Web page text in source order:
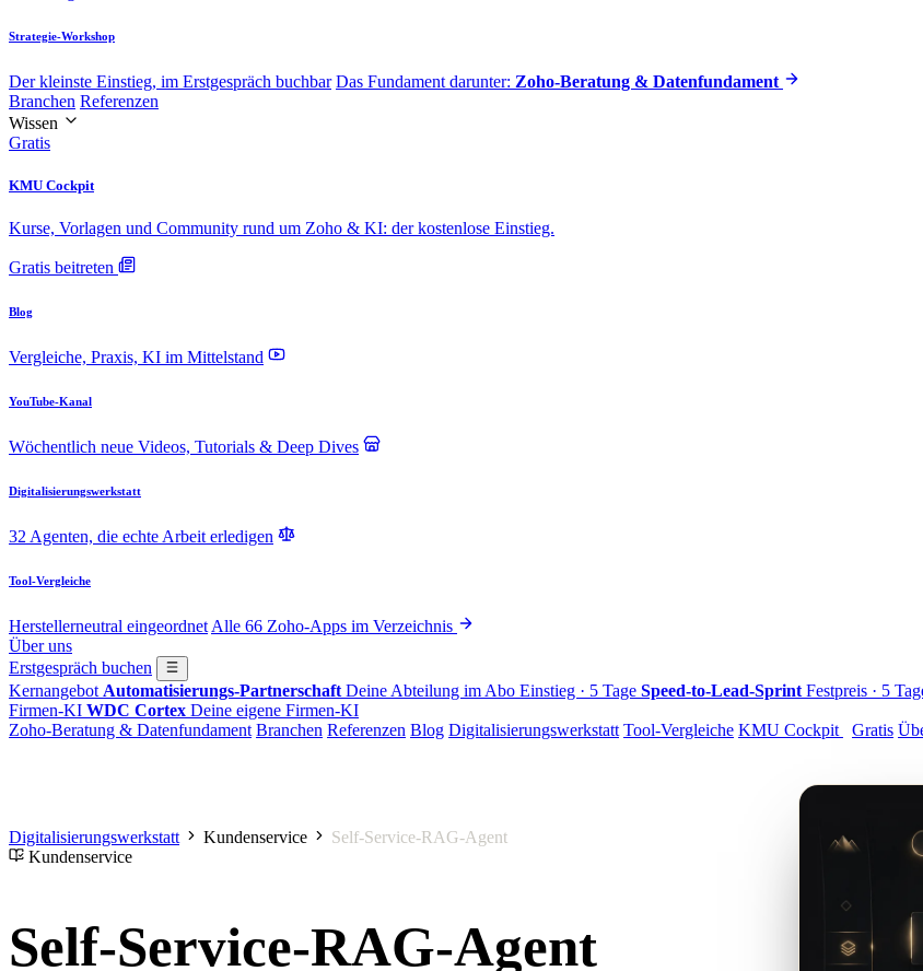
Strategie-Workshop
Der kleinste Einstieg, im Erstgespräch buchbar Das Fundament darunter: Zoho-Beratung & Datenfundament
Branchen Referenzen
Wissen
Gratis
KMU Cockpit
Kurse, Vorlagen und Community rund um Zoho & KI: der kostenlose Einstieg.
Gratis beitreten
Blog
Vergleiche, Praxis, KI im Mittelstand
YouTube-Kanal
Wöchentlich neue Videos, Tutorials & Deep Dives
Digitalisierungswerkstatt
32 Agenten, die echte Arbeit erledigen
Tool-Vergleiche
Herstellerneutral eingeordnet Alle 66 Zoho-Apps im Verzeichnis
Über uns
Erstgespräch buchen
Kernangebot Automatisierungs-Partnerschaft Deine Abteilung im Abo Einstieg · 5 Tage Speed-to-Lead-Sprint Festpreis · 5
Firmen-KI WDC Cortex Deine eigene Firmen-KI
Zoho-Beratung & Datenfundament Branchen Referenzen Blog Digitalisierungswerkstatt Tool-Vergleiche KMU Cockpit Gratis
Digitalisierungswerkstatt Kundenservice
Self-Service-RAG-Agent
Kundenservice
Self-Service-RAG-Agent